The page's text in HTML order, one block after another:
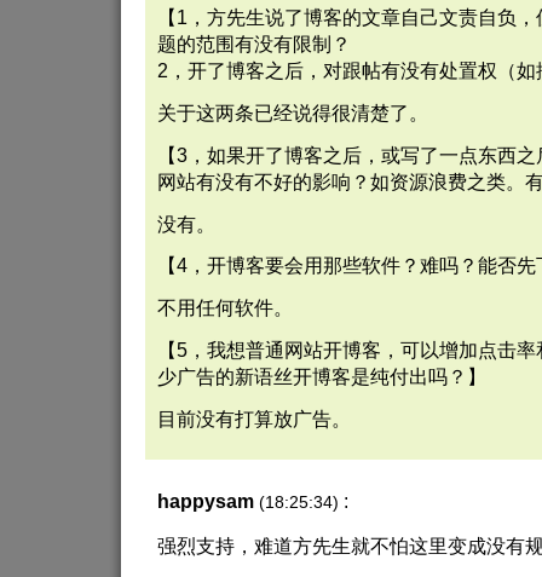
【1，方先生说了博客的文章自己文责自负
题的范围有没有限制？
2，开了博客之后，对跟帖有没有处置权（
关于这两条已经说得很清楚了。
【3，如果开了博客之后，或写了一点东西
网站有没有不好的影响？如资源浪费之类。
没有。
【4，开博客要会用那些软件？难吗？能否
不用任何软件。
【5，我想普通网站开博客，可以增加点击
少广告的新语丝开博客是纯付出吗？】
目前没有打算放广告。
happysam (18:25:34) :
强烈支持，难道方先生就不怕这里变成没有